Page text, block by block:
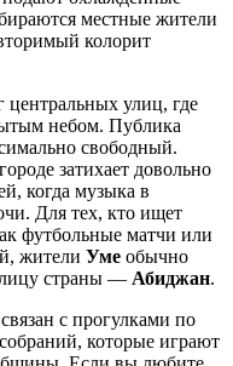
местные жители
колорит
центральных улиц, где
небом. Публика
свободный.
затихает довольно
когда музыка в
Для тех, кто ищет
футбольные матчи или
жители Уме обычно
страны — Абиджан.
с прогулками по
которые играют